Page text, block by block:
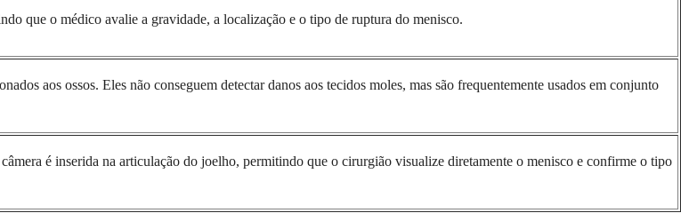
que o médico avalie a gravidade, a localização e o tipo de ruptura do menisco.
aos ossos. Eles não conseguem detectar danos aos tecidos moles, mas são frequentemente usados em conjunto
é inserida na articulação do joelho, permitindo que o cirurgião visualize diretamente o menisco e confirme o tipo